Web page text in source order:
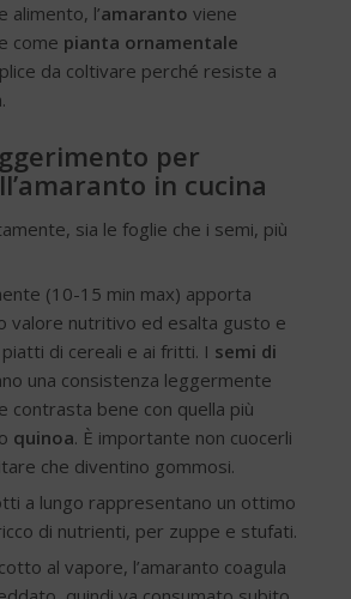
alimento, l’amaranto viene
come pianta ornamentale
da coltivare perché resiste a
per
in cucina
sia le foglie che i semi, più
(10-15 min max) apporta
valore nutritivo ed esalta gusto e
di cereali e ai fritti. I semi di
una consistenza leggermente
contrasta bene con quella più
quinoa. È importante non cuocerli
che diventino gommosi.
a lungo rappresentano un ottimo
di nutrienti, per zuppe e stufati.
al vapore, l’amaranto coagula